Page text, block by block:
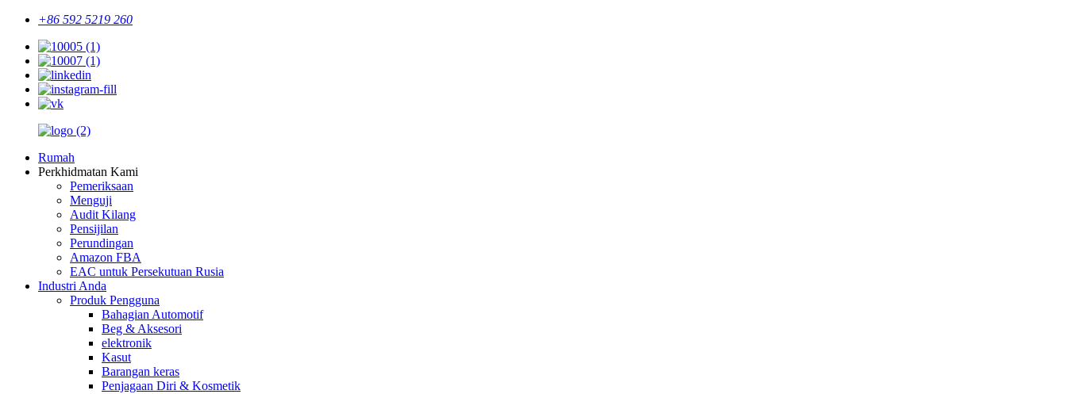
+86 592 5219 260
Rumah
Perkhidmatan Kami
Pemeriksaan
Menguji
Audit Kilang
Pensijilan
Perundingan
Amazon FBA
EAC untuk Persekutuan Rusia
Industri Anda
Produk Pengguna
Bahagian Automotif
Beg & Aksesori
elektronik
Kasut
Barangan keras
Penjagaan Diri & Kosmetik